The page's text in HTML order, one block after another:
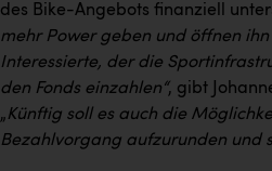
des Bike-Angebots finanziell
mehr Power geben und öffnen
Interessierte, der die
den Fonds einzahlen“, gibt
„Künftig soll es auch die
Bezahlvorgang aufzurunden und